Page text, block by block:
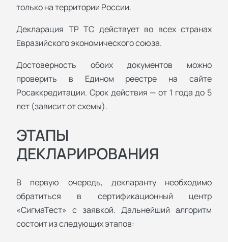
только на территории России.
Декларация ТР ТС действует во всех странах
Евразийского экономического союза.
Достоверность обоих документов можно
проверить в Едином реестре на сайте
Росаккредитации. Срок действия — от 1 года до 5
лет (зависит от схемы).
ЭТАПЫ
ДЕКЛАРИРОВАНИЯ
В первую очередь, декларанту необходимо
обратиться в сертификационный центр
«СигмаТест» с заявкой. Дальнейший алгоритм
состоит из следующих этапов: